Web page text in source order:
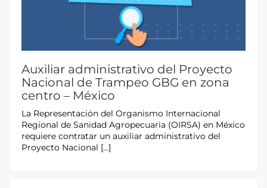
Auxiliar administrativo del Proyecto
Nacional de Trampeo GBG en zona
centro – México
La Representación del Organismo Internacional
Regional de Sanidad Agropecuaria (OIRSA) en México
requiere contratar un auxiliar administrativo del
Proyecto Nacional […]